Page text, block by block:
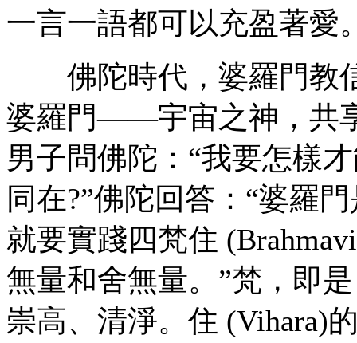
一言一語都可以充盈著愛
佛陀時代，婆羅門教
婆羅門——宇宙之神，共
男子問佛陀：“我要怎樣
同在?”佛陀回答：“婆羅
就要實踐四梵住
無量和舍無量。”梵，即
崇高、清淨。住 (Vihara)